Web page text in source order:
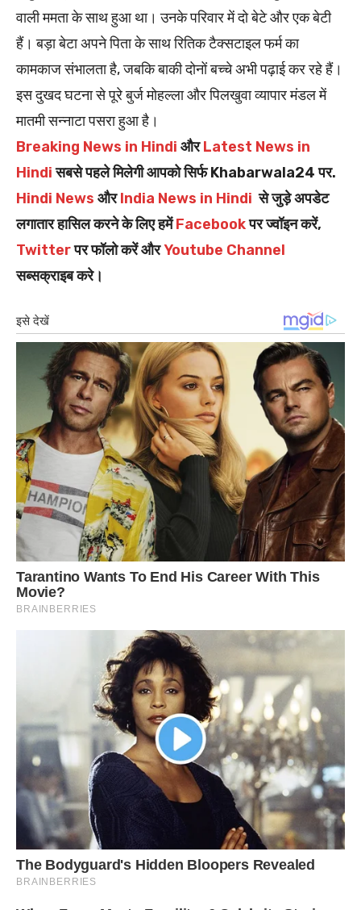
वाली ममता के साथ हुआ था। उनके परिवार में दो बेटे और एक बेटी
हैं। बड़ा बेटा अपने पिता के साथ रितिक टैक्सटाइल फर्म का
कामकाज संभालता है, जबकि बाकी दोनों बच्चे अभी पढ़ाई कर रहे हैं।
इस दुखद घटना से पूरे बुर्ज मोहल्ला और पिलखुवा व्यापार मंडल में
मातमी सन्नाटा पसरा हुआ है।
Breaking News in Hindi औरLatest News in
Hindiसबसे पहले मिलेगी आपको सिर्फ Khabarwala24 पर.
Hindi News औरIndia News in Hindi से जुड़े अपडेट
लगातार हासिल करने के लिए हमेंFacebookपर ज्वॉइन करें,
Twitterपर फॉलो करें औरYoutube Channel
सब्सक्राइब करे।